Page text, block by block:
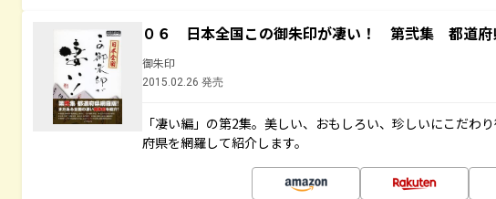
０６ 日本全国この御朱印が凄い！ 第弐集 都道府
御朱印
2015.02.26 発売
「凄い編」の第2集。美しい、おもしろい、珍しいにこだわ
府県を網羅して紹介します。